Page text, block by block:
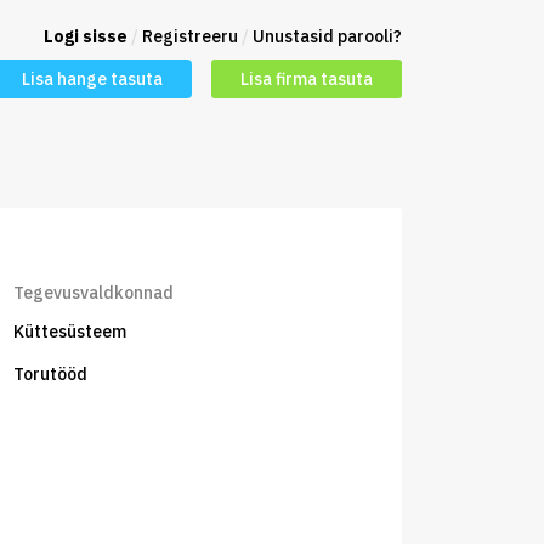
Logi sisse / Registreeru / Unustasid parooli?
Lisa hange tasuta
Lisa firma tasuta
Tegevusvaldkonnad
Küttesüsteem
Torutööd